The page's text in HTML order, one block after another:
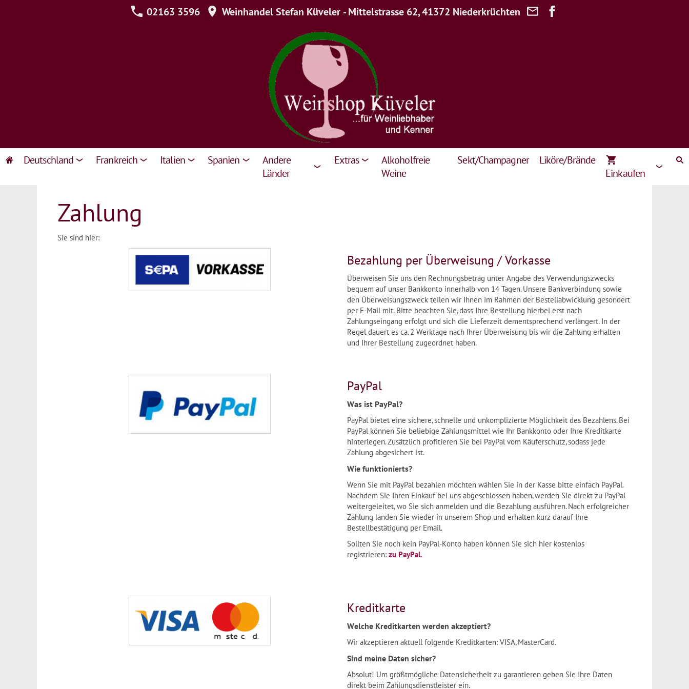
02163 3596 Weinhandel Stefan Küveler - Mittelstrasse 62, 41372 Niederkrüchten
Deutschland Frankreich Italien Spanien
Andere
Länder
Extras
Alkoholfreie
Weine
Sekt/Champagner
Liköre/Brände
Einkaufen
Zahlung
Sie sind hier:
Bezahlung per Überweisung / Vorkasse
Überweisen Sie uns den Rechnungsbetrag unter Angabe des Verwendungszwecks
bequem auf unser Bankkonto innerhalb von 14 Tagen. Unsere Bankverbindung sowie
den Überweisungszweck teilen wir Ihnen im Rahmen der Bestellabwicklung gesondert
per E-Mail mit. Bitte beachten Sie, dass Ihre Bestellung hierbei erst nach
Zahlungseingang erfolgt und sich die Lieferzeit dementsprechend verlängert. In der
Regel dauert es ca. 2 Werktage nach Ihrer Überweisung bis wir die Zahlung erhalten
und Ihrer Bestellung zugeordnet haben.
PayPal
Was ist PayPal?
PayPal bietet eine sichere, schnelle und unkomplizierte Möglichkeit des Bezahlens. Bei
PayPal können Sie beliebige Zahlungsmittel wie Ihr Bankkonto oder Ihre Kreditkarte
hinterlegen. Zusätzlich profitieren Sie bei PayPal vom Käuferschutz, sodass jede
Zahlung abgesichert ist.
Wie funktionierts?
Wenn Sie mit PayPal bezahlen möchten wählen Sie in der Kasse bitte einfach PayPal.
Nachdem Sie Ihren Einkauf bei uns abgeschlossen haben, werden Sie direkt zu PayPal
weitergeleitet, wo Sie sich anmelden und die Bezahlung ausführen. Nach erfolgreicher
Zahlung landen Sie wieder in unserem Shop und erhalten kurz darauf Ihre
Bestellbestätigung per Email.
Sollten Sie noch kein PayPal-Konto haben können Sie sich hier kostenlos
registrieren: zu PayPal.
Kreditkarte
Welche Kreditkarten werden akzeptiert?
Wir akzeptieren aktuell folgende Kreditkarten: VISA, MasterCard.
Sind meine Daten sicher?
Absolut! Um größtmögliche Datensicherheit zu garantieren geben Sie Ihre Daten
direkt beim Zahlungsdienstleister ein.